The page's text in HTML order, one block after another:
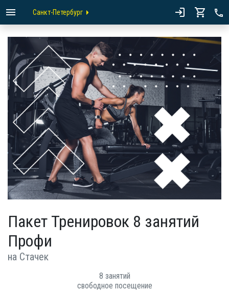
Санкт-Петербург
Пакет Тренировок 8 занятий
Профи
на Стачек
8 занятий
свободное посещение